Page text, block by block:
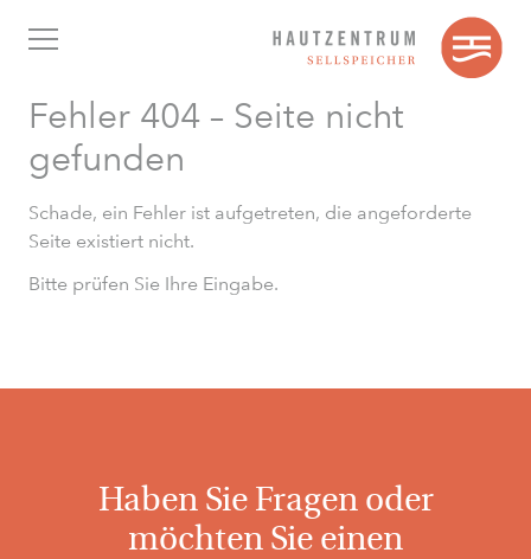
Fehler 404 – Seite nicht
gefunden
Schade, ein Fehler ist aufgetreten, die angeforderte
Seite existiert nicht.
Bitte prüfen Sie Ihre Eingabe.
Haben Sie Fragen oder
möchten Sie einen